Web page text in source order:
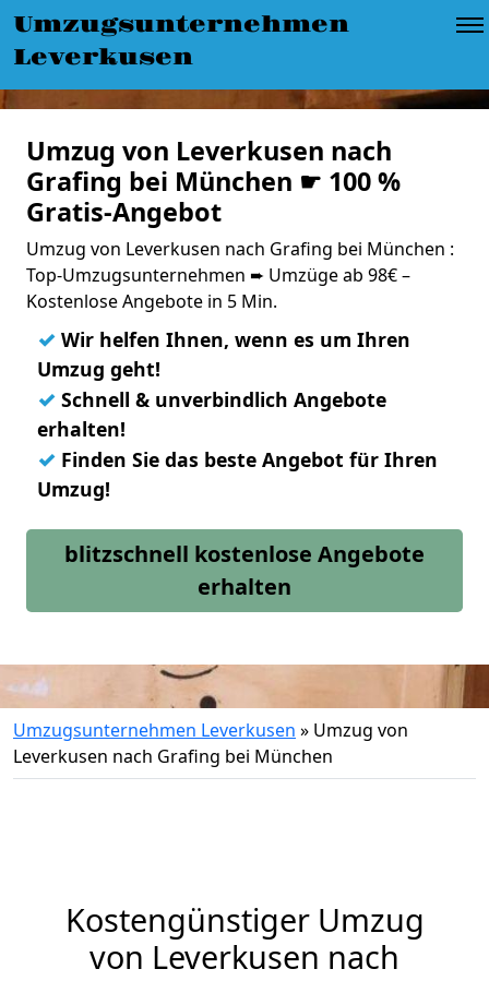
Umzugsunternehmen
Leverkusen
Umzug von Leverkusen nach
Grafing bei München ☛ 100 %
Gratis-Angebot
Umzug von Leverkusen nach Grafing bei München :
Top-Umzugsunternehmen ➨ Umzüge ab 98€ –
Kostenlose Angebote in 5 Min.
✓ Wir helfen Ihnen, wenn es um Ihren
Umzug geht!
✓ Schnell & unverbindlich Angebote
erhalten!
✓ Finden Sie das beste Angebot für Ihren
Umzug!
blitzschnell kostenlose Angebote
erhalten
Umzugsunternehmen Leverkusen » Umzug von
Leverkusen nach Grafing bei München
Kostengünstiger Umzug
von Leverkusen nach